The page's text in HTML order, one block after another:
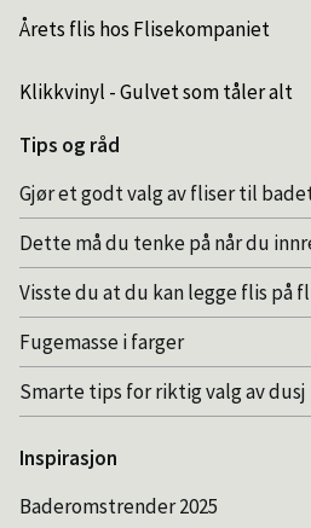
Årets flis hos Flisekompaniet
Klikkvinyl - Gulvet som tåler alt
Tips og råd
Gjør et godt valg av fliser til
Dette må du tenke på når du
Visste du at du kan legge flis på
Fugemasse i farger
Smarte tips for riktig valg av dusj
Inspirasjon
Baderomstrender 2025